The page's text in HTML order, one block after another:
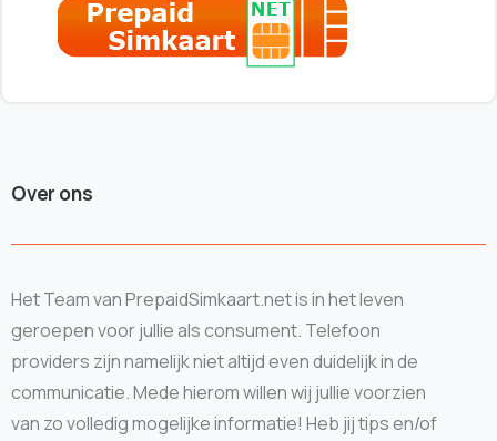
Over ons
Het Team van PrepaidSimkaart.net is in het leven
geroepen voor jullie als consument. Telefoon
providers zijn namelijk niet altijd even duidelijk in de
communicatie. Mede hierom willen wij jullie voorzien
van zo volledig mogelijke informatie! Heb jij tips en/of